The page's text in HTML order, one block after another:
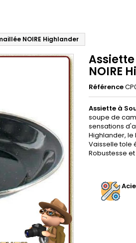
NOIRE Highlander
NOIRE
Référence
Assiette à
soupe de
sensations
Highlander,
Vaisselle tole
Robustesse